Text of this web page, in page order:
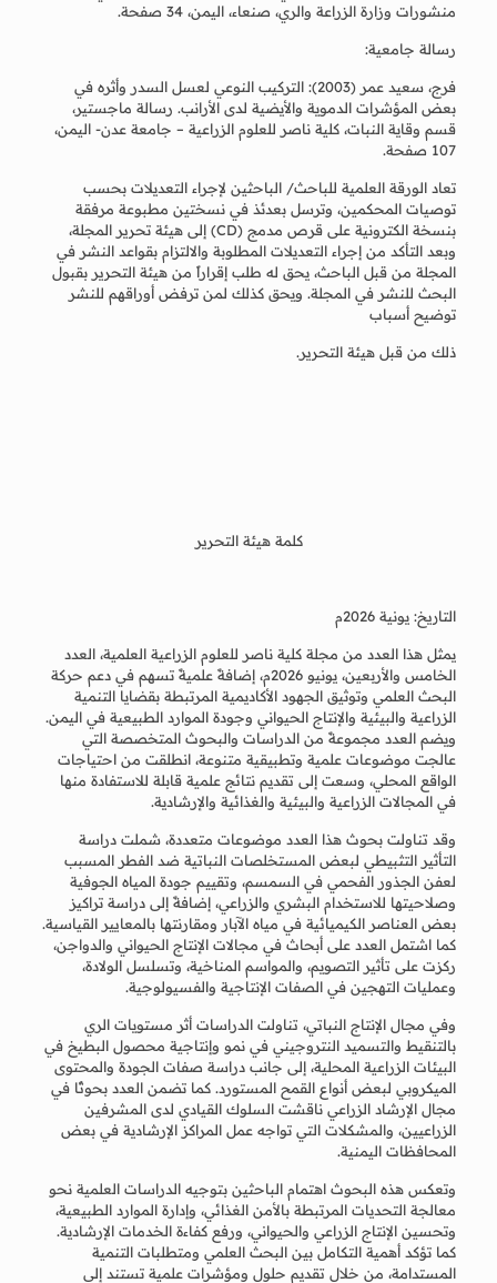
منشورات وزارة الزراعة والري، صنعاء، اليمن، 34 صفحة.
رسالة جامعية:
فرج، سعيد عمر (2003): التركيب النوعي لعسل السدر وأثره في
بعض المؤشرات الدموية والأيضية لدى الأرانب. رسالة ماجستير،
قسم وقاية النبات، كلية ناصر للعلوم الزراعية – جامعة عدن- اليمن،
107 صفحة.
تعاد الورقة العلمية للباحث/ الباحثين لإجراء التعديلات بحسب
توصيات المحكمين، وترسل بعدئذ في نسختين مطبوعة مرفقة
بنسخة الكترونية على قرص مدمج (CD) إلى هيئة تحرير المجلة،
وبعد التأكد من إجراء التعديلات المطلوبة والالتزام بقواعد النشر في
المجلة من قبل الباحث، يحق له طلب إقراراً من هيئة التحرير بقبول
البحث للنشر في المجلة. ويحق كذلك لمن ترفض أوراقهم للنشر
توضيح أسباب
ذلك من قبل هيئة التحرير.
كلمة هيئة التحرير
التاريخ: يونية 2026م
يمثل هذا العدد من مجلة كلية ناصر للعلوم الزراعية العلمية، العدد
الخامس والأربعين، يونيو 2026م، إضافةً علميةً تسهم في دعم حركة
البحث العلمي وتوثيق الجهود الأكاديمية المرتبطة بقضايا التنمية
الزراعية والبيئية والإنتاج الحيواني وجودة الموارد الطبيعية في اليمن.
ويضم العدد مجموعةً من الدراسات والبحوث المتخصصة التي
عالجت موضوعات علمية وتطبيقية متنوعة، انطلقت من احتياجات
الواقع المحلي، وسعت إلى تقديم نتائج علمية قابلة للاستفادة منها
في المجالات الزراعية والبيئية والغذائية والإرشادية.
وقد تناولت بحوث هذا العدد موضوعات متعددة، شملت دراسة
التأثير التثبيطي لبعض المستخلصات النباتية ضد الفطر المسبب
لعفن الجذور الفحمي في السمسم، وتقييم جودة المياه الجوفية
وصلاحيتها للاستخدام البشري والزراعي، إضافةً إلى دراسة تراكيز
بعض العناصر الكيميائية في مياه الآبار ومقارنتها بالمعايير القياسية.
كما اشتمل العدد على أبحاث في مجالات الإنتاج الحيواني والدواجن،
ركزت على تأثير التصويم، والمواسم المناخية، وتسلسل الولادة،
وعمليات التهجين في الصفات الإنتاجية والفسيولوجية.
وفي مجال الإنتاج النباتي، تناولت الدراسات أثر مستويات الري
بالتنقيط والتسميد النتروجيني في نمو وإنتاجية محصول البطيخ في
البيئات الزراعية المحلية، إلى جانب دراسة صفات الجودة والمحتوى
الميكروبي لبعض أنواع القمح المستورد. كما تضمن العدد بحوثًا في
مجال الإرشاد الزراعي ناقشت السلوك القيادي لدى المشرفين
الزراعيين، والمشكلات التي تواجه عمل المراكز الإرشادية في بعض
المحافظات اليمنية.
وتعكس هذه البحوث اهتمام الباحثين بتوجيه الدراسات العلمية نحو
معالجة التحديات المرتبطة بالأمن الغذائي، وإدارة الموارد الطبيعية،
وتحسين الإنتاج الزراعي والحيواني، ورفع كفاءة الخدمات الإرشادية.
كما تؤكد أهمية التكامل بين البحث العلمي ومتطلبات التنمية
المستدامة، من خلال تقديم حلول ومؤشرات علمية تستند إلى